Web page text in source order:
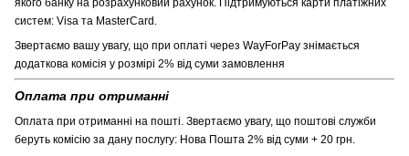
якого банку на розрахунковий рахунок. Підтримуються карти платіжних
систем: Visa та MasterCard.
Звертаємо вашу увагу, що при оплаті через WayForPay знімається
додаткова комісія у розмірі 2% від суми замовлення
Оплата при отриманні
Оплата при отриманні на пошті. Звертаємо увагу, що поштові служби
беруть комісію за дану послугу: Нова Пошта 2% від суми + 20 грн.